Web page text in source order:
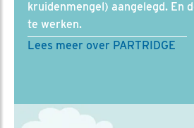
kruidenmengel) aangelegd. En
te werken.
Lees meer over PARTRIDGE